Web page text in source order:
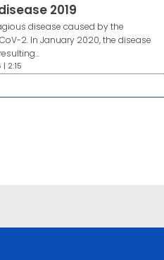
2019
disease caused by the
2. In January 2020, the disease
2:15